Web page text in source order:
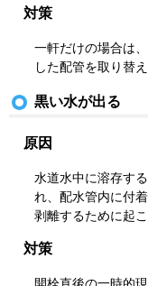
対策
一軒だけの場合は
した配管を取り替え
黒い水が出る
原因
水道水中に溶存す
れ、配水管内に付
剥離するために起こ
対策
開栓直後の一時的